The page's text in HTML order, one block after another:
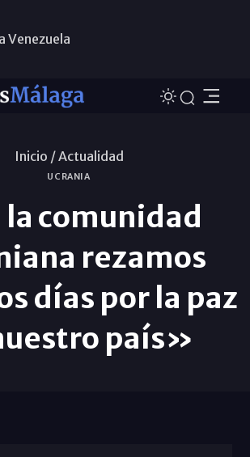
Venezuela
Inicio /Actualidad
UCRANIA
comunidad
rezamos
días por la paz
país»